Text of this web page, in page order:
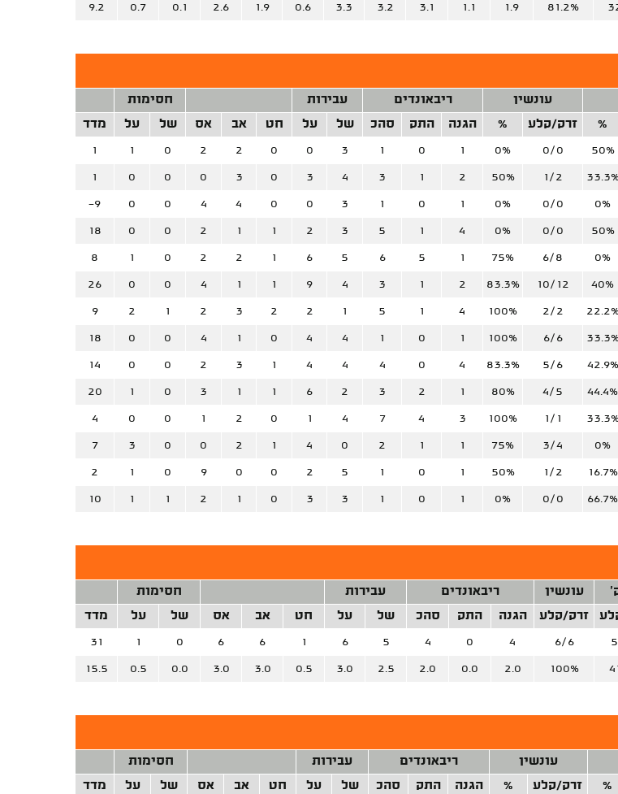
81.2%
1.9
1.1
3.1
3.2
3.3
0.6
1.9
2.6
0.1
0.7
9.2
עונשין ריבאונדים עבירות
חסימות
% זרק/קלע % הגנה התק סהכ של על חט אב אס של על מדד
50%
0/0
0%
1
0
1
3
0
0
2
2
0
1
1
1/2
50%
2
1
3
4
3
0
3
0
0
0
1
0%
0/0
0%
1
0
1
3
0
0
4
4
0
0
-9
50%
0/0
0%
4
1
5
3
2
1
1
2
0
0
18
0%
6/8
75%
1
5
6
5
6
1
2
2
0
1
8
40%
10/12
83.3%
2
1
3
4
9
1
1
4
0
0
26
2/2
100%
4
1
5
1
2
2
3
2
1
2
9
6/6
100%
1
0
1
4
4
0
1
4
0
0
18
42.9%
5/6
83.3%
4
0
4
4
4
1
3
2
0
0
14
44.4%
4/5
80%
1
2
3
2
6
1
1
3
0
1
20
1/1
100%
3
4
7
4
1
0
2
1
0
0
4
0%
3/4
75%
1
1
2
0
4
1
2
0
0
3
7
16.7%
1/2
50%
1
0
1
5
2
0
0
9
0
1
2
66.7%
0/0
0%
1
0
1
3
3
0
1
2
1
1
10
עונשין ריבאונדים עבירות
חסימות
זרק/קלע הגנה התק סהכ של על חט אב אס של על מדד
6/6
4
0
4
5
6
1
6
6
0
1
31
100%
2.0
0.0
2.0
2.5
3.0
0.5
3.0
3.0
0.0
0.5
15.5
עונשין ריבאונדים עבירות
חסימות
% זרק/קלע % הגנה התק סהכ של על חט אב אס של על מדד